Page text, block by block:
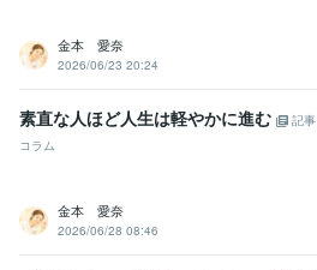
学歴
公立高等学校 1986年3月 ~ 1990年2月
金本 愛奈
2026/06/23 20:24
素直な人ほど人生は軽やかに進む
記事
コラム
金本 愛奈
2026/06/28 08:46